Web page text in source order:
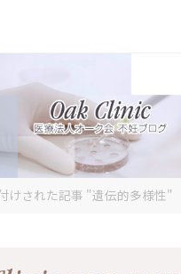
けされた記事 "遺伝的多様性"